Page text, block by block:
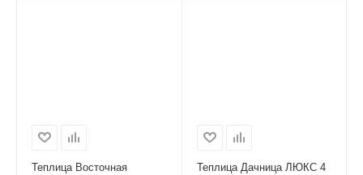
Теплица Восточная
Теплица Дачница ЛЮКС 4